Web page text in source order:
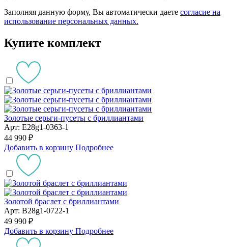
Заполняя данную форму, Вы автоматически даете согласие на
использование персональных данных.
Купите комплект
Золотые серьги-пусеты с бриллиантами
Арт: E28g1-0363-1
44 990 ₽
Добавить в корзину Подробнее
Золотой браслет с бриллиантами
Арт: B28g1-0722-1
49 990 ₽
Добавить в корзину Подробнее